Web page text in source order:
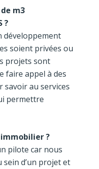
m3
?
développement
soient privées ou
projets sont
faire appel à des
au services
permettre
?
pilote car nous
sein d’un projet et